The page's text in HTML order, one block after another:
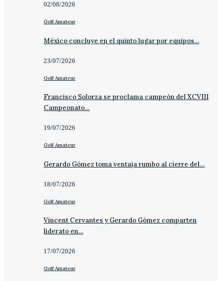
02/08/2026
Golf Amateur
México concluye en el quinto lugar por equipos…
23/07/2026
Golf Amateur
Francisco Solorza se proclama campeón del XCVIII
Campeonato…
19/07/2026
Golf Amateur
Gerardo Gómez toma ventaja rumbo al cierre del…
18/07/2026
Golf Amateur
Vincent Cervantes y Gerardo Gómez comparten
liderato en…
17/07/2026
Golf Amateur